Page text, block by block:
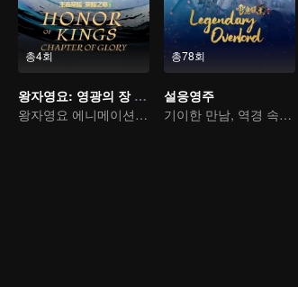
총4회
왕자영요: 영광의 장 부서진 달의 편
왕자영요 에니메이션 첫부작
총78회
설응영주
기이한 만남, 역경 속에서 다시 살아난 소년